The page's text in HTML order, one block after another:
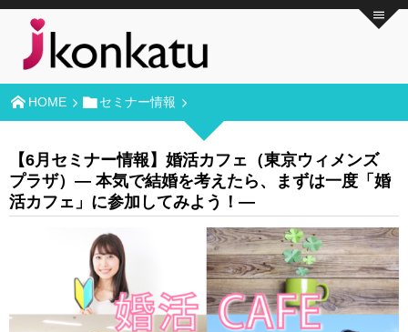
HOME セミナー情報
【6月セミナー情報】婚活カフェ（東京ウィメンズ
プラザ）― 本気で結婚を考えたら、まずは一度「婚
活カフェ」に参加してみよう！―